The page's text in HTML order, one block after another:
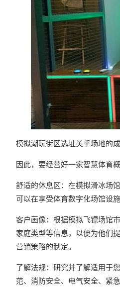
模拟潮玩街区选址关乎场地的
因此，要经营好一家智慧体育
舒适的休息区：在模拟滑冰场
可以在享受体育数字化场馆设
客户画像：根据模拟飞镖场馆
家庭类型等信息，以便为他们
营销策略的制定。
了解法规：研究并了解适用于
范、消防安全、电气安全、紧